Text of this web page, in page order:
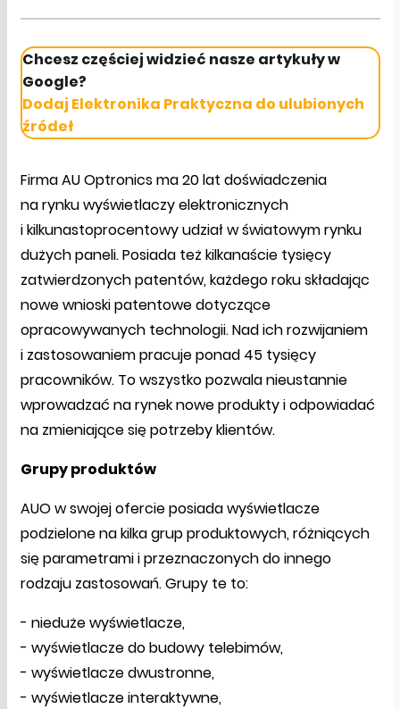
Chcesz częściej widzieć nasze artykuły w
Google?
Dodaj Elektronika Praktyczna do ulubionych
źródeł
Firma AU Optronics ma 20 lat doświadczenia
na rynku wyświetlaczy elektronicznych
i kilkunastoprocentowy udział w światowym rynku
dużych paneli. Posiada też kilkanaście tysięcy
zatwierdzonych patentów, każdego roku składając
nowe wnioski patentowe dotyczące
opracowywanych technologii. Nad ich rozwijaniem
i zastosowaniem pracuje ponad 45 tysięcy
pracowników. To wszystko pozwala nieustannie
wprowadzać na rynek nowe produkty i odpowiadać
na zmieniające się potrzeby klientów.
Grupy produktów
AUO w swojej ofercie posiada wyświetlacze
podzielone na kilka grup produktowych, różniących
się parametrami i przeznaczonych do innego
rodzaju zastosowań. Grupy te to:
- nieduże wyświetlacze,
- wyświetlacze do budowy telebimów,
- wyświetlacze dwustronne,
- wyświetlacze interaktywne,